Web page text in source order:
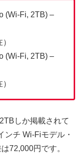
(Wi-Fi, 2TB) –
(Wi-Fi, 2TB) –
しか掲載されて
ンチ Wi-Fiモデル・
72,000円です。